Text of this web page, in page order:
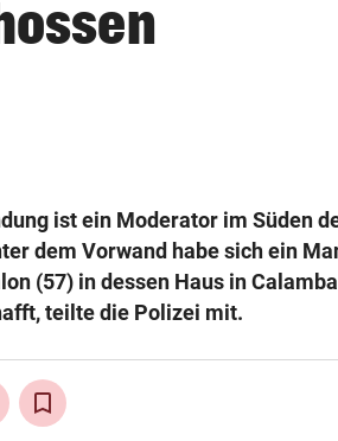
ist ein Moderator im Süden
dem Vorwand habe sich ein
(57) in dessen Haus in
teilte die Polizei mit.